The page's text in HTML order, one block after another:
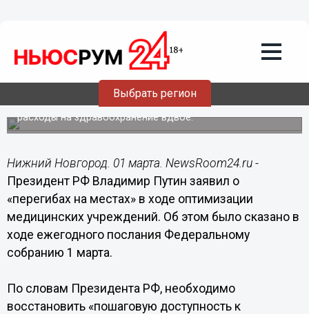
Выбрать регион
Путин заявил о «перегибах на местах»
в ходе оптимизации медицинских
учреждений
Глава государства сообщил о необходимости увеличить
расходы на здравоохранение вдвое.
Нижний Новгород. 01 марта. NewsRoom24.ru -
Президент РФ Владимир Путин заявил о
«перегибах на местах» в ходе оптимизации
медицинских учреждений. Об этом было сказано в
ходе ежегодного послания Федеральному
собранию 1 марта.
По словам Президента РФ, необходимо
восстановить «пошаговую доступность к